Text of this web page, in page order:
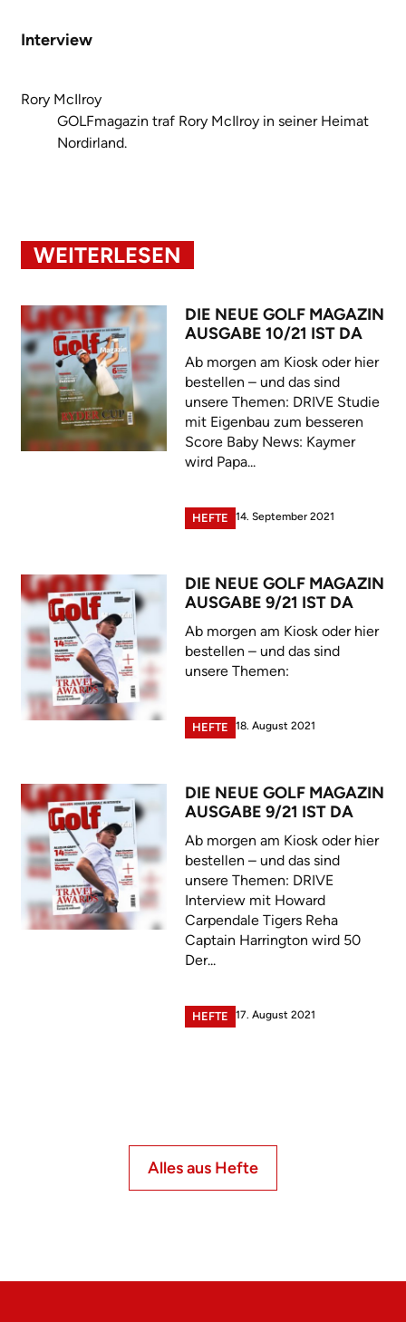
Interview
Rory McIlroy
GOLFmagazin traf Rory McIlroy in seiner Heimat
Nordirland.
WEITERLESEN
DIE NEUE GOLF MAGAZIN
AUSGABE 10/21 IST DA
Ab morgen am Kiosk oder hier
bestellen – und das sind
unsere Themen: DRIVE Studie
mit Eigenbau zum besseren
Score Baby News: Kaymer
wird Papa...
HEFTE 14. September 2021
DIE NEUE GOLF MAGAZIN
AUSGABE 9/21 IST DA
Ab morgen am Kiosk oder hier
bestellen – und das sind
unsere Themen:
HEFTE 18. August 2021
DIE NEUE GOLF MAGAZIN
AUSGABE 9/21 IST DA
Ab morgen am Kiosk oder hier
bestellen – und das sind
unsere Themen: DRIVE
Interview mit Howard
Carpendale Tigers Reha
Captain Harrington wird 50
Der...
HEFTE 17. August 2021
Alles aus Hefte